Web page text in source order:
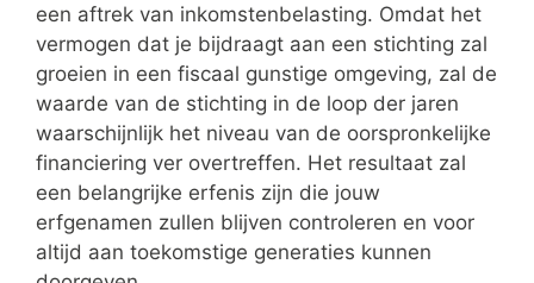
een aftrek van inkomstenbelasting. Omdat het
vermogen dat je bijdraagt aan een stichting zal
groeien in een fiscaal gunstige omgeving, zal de
waarde van de stichting in de loop der jaren
waarschijnlijk het niveau van de oorspronkelijke
financiering ver overtreffen. Het resultaat zal
een belangrijke erfenis zijn die jouw
erfgenamen zullen blijven controleren en voor
altijd aan toekomstige generaties kunnen